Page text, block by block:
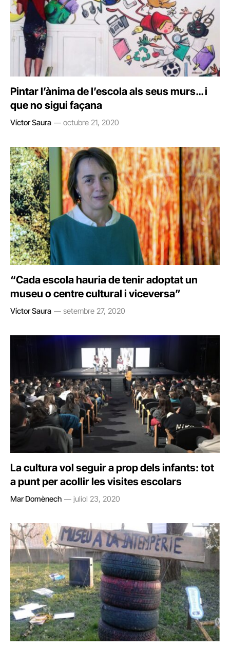
Pintar l’ànima de l’escola als seus murs… i
que no sigui façana
Víctor Saura octubre 21, 2020
“Cada escola hauria de tenir adoptat un
museu o centre cultural i viceversa”
Víctor Saura setembre 27, 2020
La cultura vol seguir a prop dels infants: tot
a punt per acollir les visites escolars
Mar Domènech juliol 23, 2020